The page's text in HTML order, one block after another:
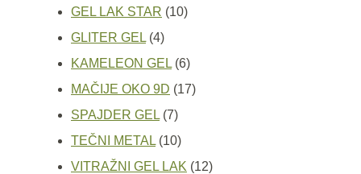
proizvoda
GEL LAK STAR 1010
GLITER GEL 44
proizvoda
KAMELEON GEL 66
proizvoda
MAČIJE OKO 9D 1717
SPAJDER GEL 77
proizvoda
TEČNI METAL 1010
proizvoda
VITRAŽNI GEL LAK 1212